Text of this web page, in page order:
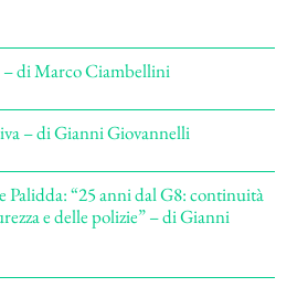
– di Marco Ciambellini
– di Gianni Giovannelli
Palidda: “25 anni dal G8: continuità
e delle polizie” – di Gianni